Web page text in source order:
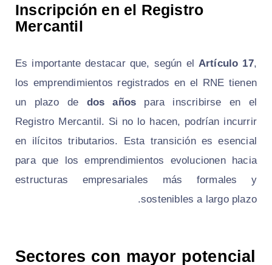
Inscripción en el Registro
Mercantil
Es importante destacar que, según el Artículo 17,
los emprendimientos registrados en el RNE tienen
un plazo de dos años para inscribirse en el
Registro Mercantil. Si no lo hacen, podrían incurrir
en ilícitos tributarios. Esta transición es esencial
para que los emprendimientos evolucionen hacia
estructuras empresariales más formales y
sostenibles a largo plazo.
Sectores con mayor potencial